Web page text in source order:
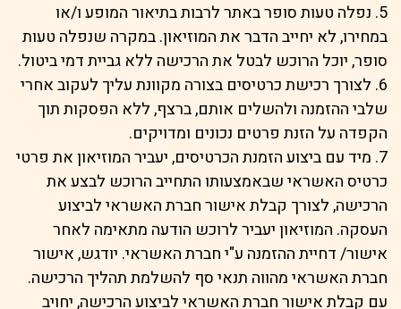
5. נפלה טעות סופר באתר לרבות בתיאור המופע ו/או
במחירו, לא יחייב הדבר את המוזיאון. במקרה שנפלה טעות
סופר, יוכל הרוכש לבטל את הרכישה ללא גביית דמי ביטול.
6. לצורך רכישת כרטיסים בצורה מקוונת עליך לעקוב אחרי
שלבי ההזמנה ולהשלים אותם, ברצף, ללא הפסקות תוך
הקפדה על הזנת פרטים נכונים ומדויקים.
7. מיד עם ביצוע הזמנת הכרטיסים, יעביר המוזיאון את פרטי
כרטיס האשראי שבאמצעותו התחייב הרוכש לבצע את
הרכישה, לצורך קבלת אישור חברת האשראי לביצוע
העסקה. המוזיאון יעביר לרוכש הודעה מתאימה לאחר
אישור/ דחיית ההזמנה ע"י חברת האשראי. יודגש, אישור
חברת האשראי מהווה תנאי סף להשלמת תהליך הרכישה.
עם קבלת אישור חברת האשראי לביצוע הרכישה, יחויב